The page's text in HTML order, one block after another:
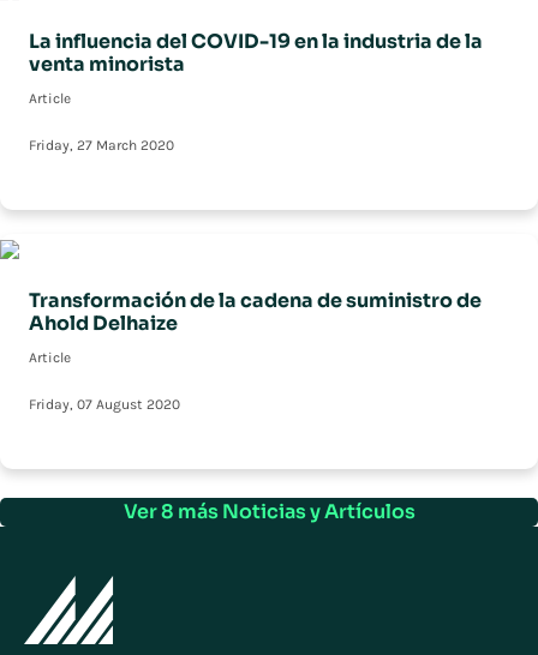
La influencia del COVID-19 en la industria de la
venta minorista
Article
Friday, 27 March 2020
Transformación de la cadena de suministro de
Ahold Delhaize
Article
Friday, 07 August 2020
Ver 8 más Noticias y Artículos